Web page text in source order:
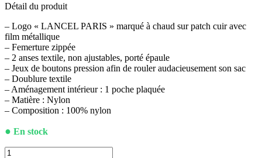
Détail du produit
– Logo « LANCEL PARIS » marqué à chaud sur patch cuir avec
film métallique
– Femerture zippée
– 2 anses textile, non ajustables, porté épaule
– Jeux de boutons pression afin de rouler audacieusement son sac
– Doublure textile
– Aménagement intérieur : 1 poche plaquée
– Matière : Nylon
– Composition : 100% nylon
● En stock